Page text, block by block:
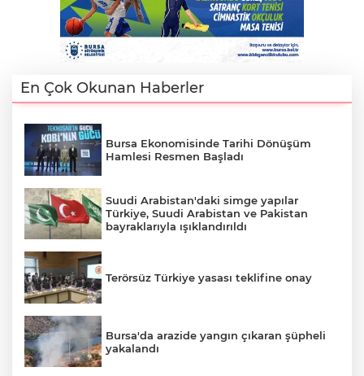
En Çok Okunan Haberler
Bursa Ekonomisinde Tarihi Dönüşüm
Hamlesi Resmen Başladı
Suudi Arabistan'daki simge yapılar
Türkiye, Suudi Arabistan ve Pakistan
bayraklarıyla ışıklandırıldı
Terörsüz Türkiye yasası teklifine onay
Bursa'da arazide yangın çıkaran şüpheli
yakalandı